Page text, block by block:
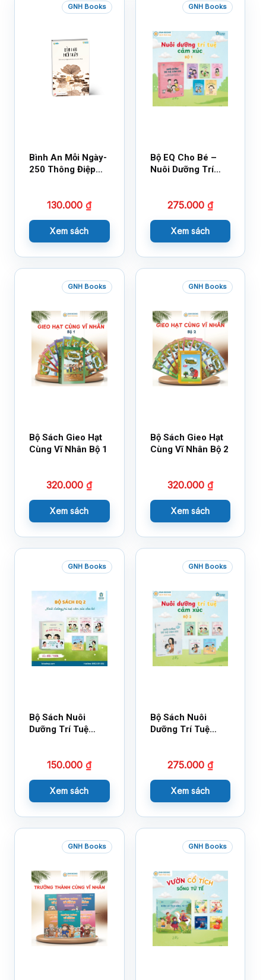
GNH Books
Bình An Mỗi Ngày-
250 Thông Điệp
130.000₫
Xem sách
GNH Books
Bộ EQ Cho Bé –
Nuôi Dưỡng Trí
275.000 ₫
Xem sách
GNH Books
Bộ Sách Gieo Hạt
Cùng Vĩ Nhân Bộ 1
320.000₫
Xem sách
GNH Books
Bộ Sách Gieo Hạt
Cùng Vĩ Nhân Bộ 2
320.000 ₫
Xem sách
GNH Books
Bộ Sách Nuôi
Dưỡng Trí Tuệ
150.000₫
Xem sách
GNH Books
Bộ Sách Nuôi
Dưỡng Trí Tuệ
275.000 ₫
Xem sách
GNH Books GNH Books